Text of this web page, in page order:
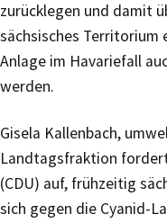
zurücklegen und damit
sächsisches Territorium
Anlage im Havariefall
werden.
Gisela Kallenbach,
Landtagsfraktion
(CDU) auf, frühzeitig
sich gegen die Cyanid-